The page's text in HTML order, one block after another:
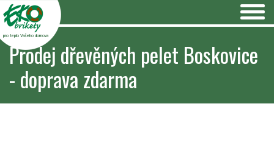
pro teplo Vašeho domova
Prodej dřevěných pelet Boskovice
- doprava zdarma